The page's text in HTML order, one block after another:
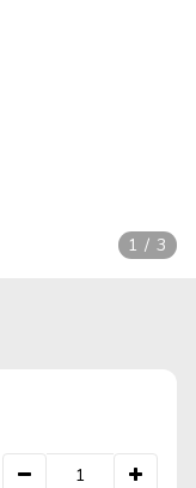
1 / 3